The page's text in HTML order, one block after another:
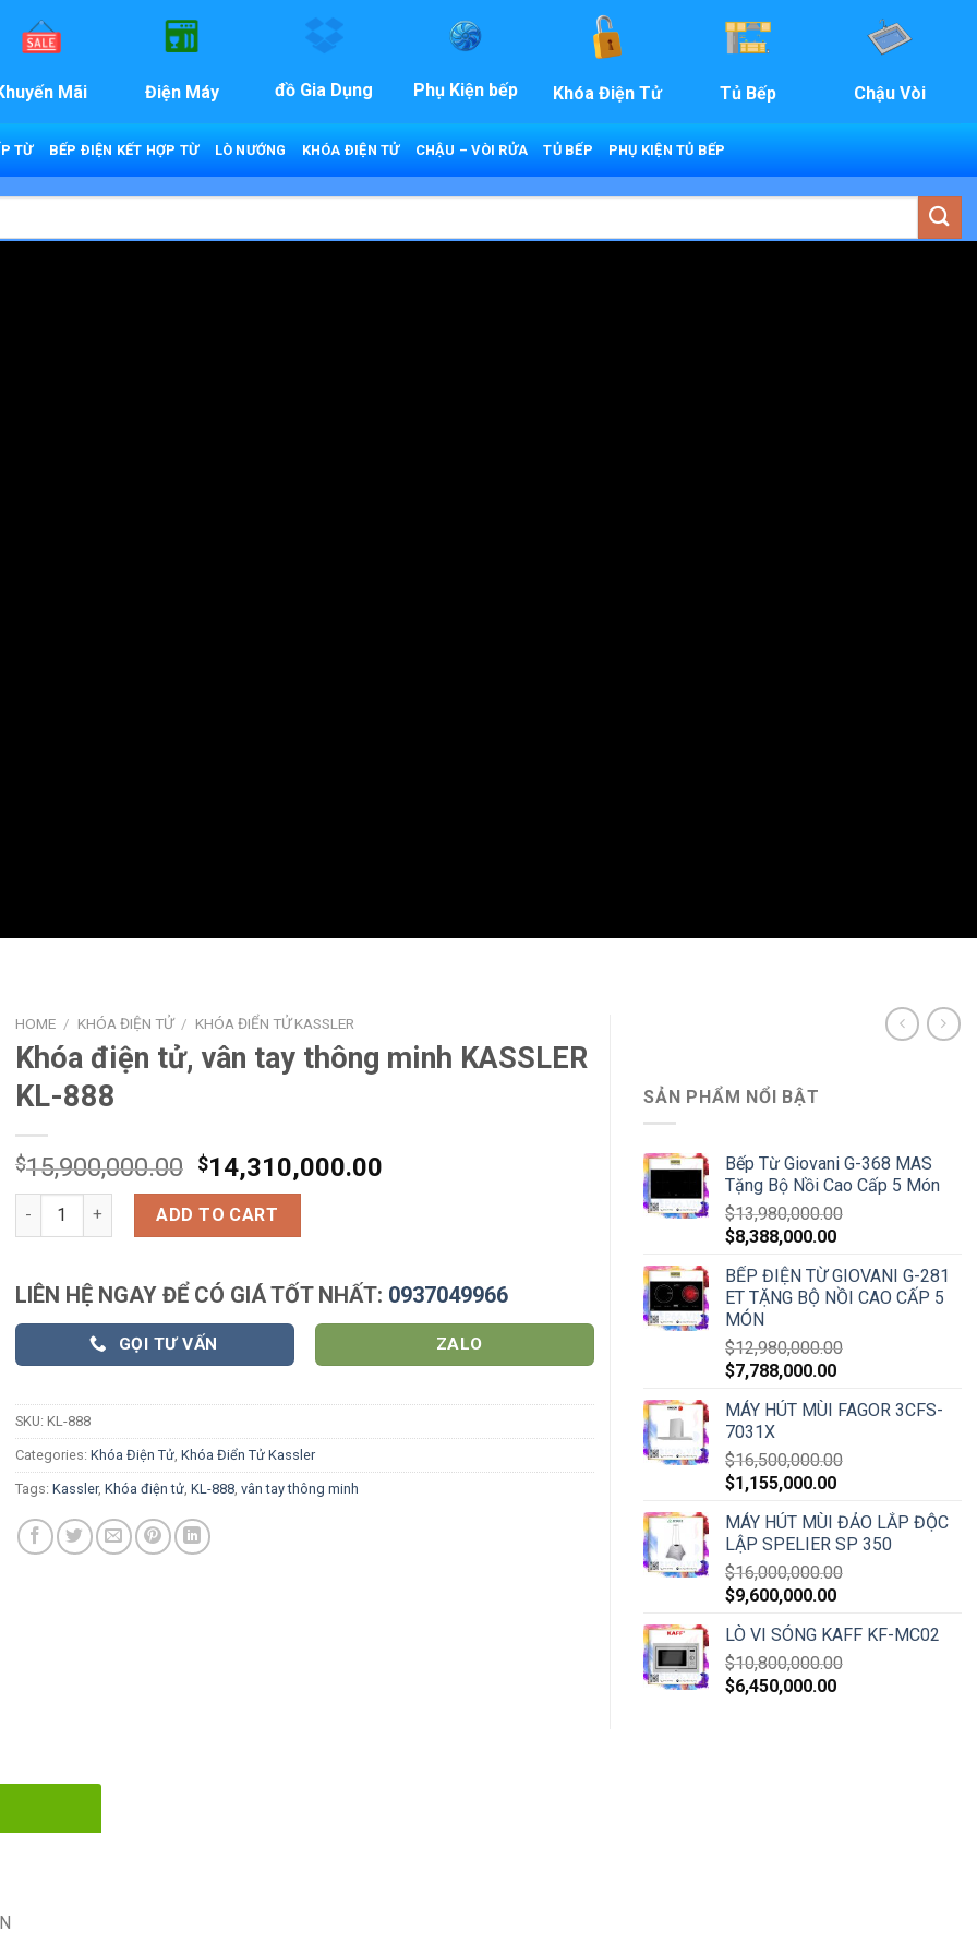
Mãi Điện Máy đồ Gia Dụng Phụ Kiện bếp Khóa Điện Tử Tủ Bếp Chậu Vòi
TỪ BẾP ĐIỆN KẾT HỢP TỪ LÒ NƯỚNG KHÓA ĐIỆN TỬ CHẬU – VÒI RỬA TỦ BẾP PHỤ KIỆN TỦ BẾP
HOME / KHÓA ĐIỆN TỬ / KHÓA ĐIỂN TỬ KASSLER
Khóa điện tử, vân tay thông minh KASSLER
KL-888
$15,900,000.00 $14,310,000.00
Khóa điện tử, vân tay thông minh KASSLER KL-888 quantity
ADD TO CART
LIÊN HỆ NGAY ĐỂ CÓ GIÁ TỐT NHẤT: 0937049966
GỌI TƯ VẤN ZALO
SKU: KL-888
Categories: Khóa Điện Tử Khóa Điển Tử Kassler
Tags: Kassler, Khóa điện tử KL-888 vân tay thông minh
SẢN PHẨM NỔI BẬT
Bếp Từ Giovani G-368 MAS
Tặng Bộ Nồi Cao Cấp 5 Món
$13,980,000.00
$8,388,000.00
BẾP ĐIỆN TỪ GIOVANI G-281
ET TẶNG BỘ NỒI CAO CẤP 5
MÓN
$12,980,000.00
$7,788,000.00
MÁY HÚT MÙI FAGOR 3CFS-
7031X
$16,500,000.00
$1,155,000.00
MÁY HÚT MÙI ĐẢO LẮP ĐỘC
LẬP SPELIER SP 350
$16,000,000.00
$9,600,000.00
LÒ VI SÓNG KAFF KF-MC02
$10,800,000.00
$6,450,000.00